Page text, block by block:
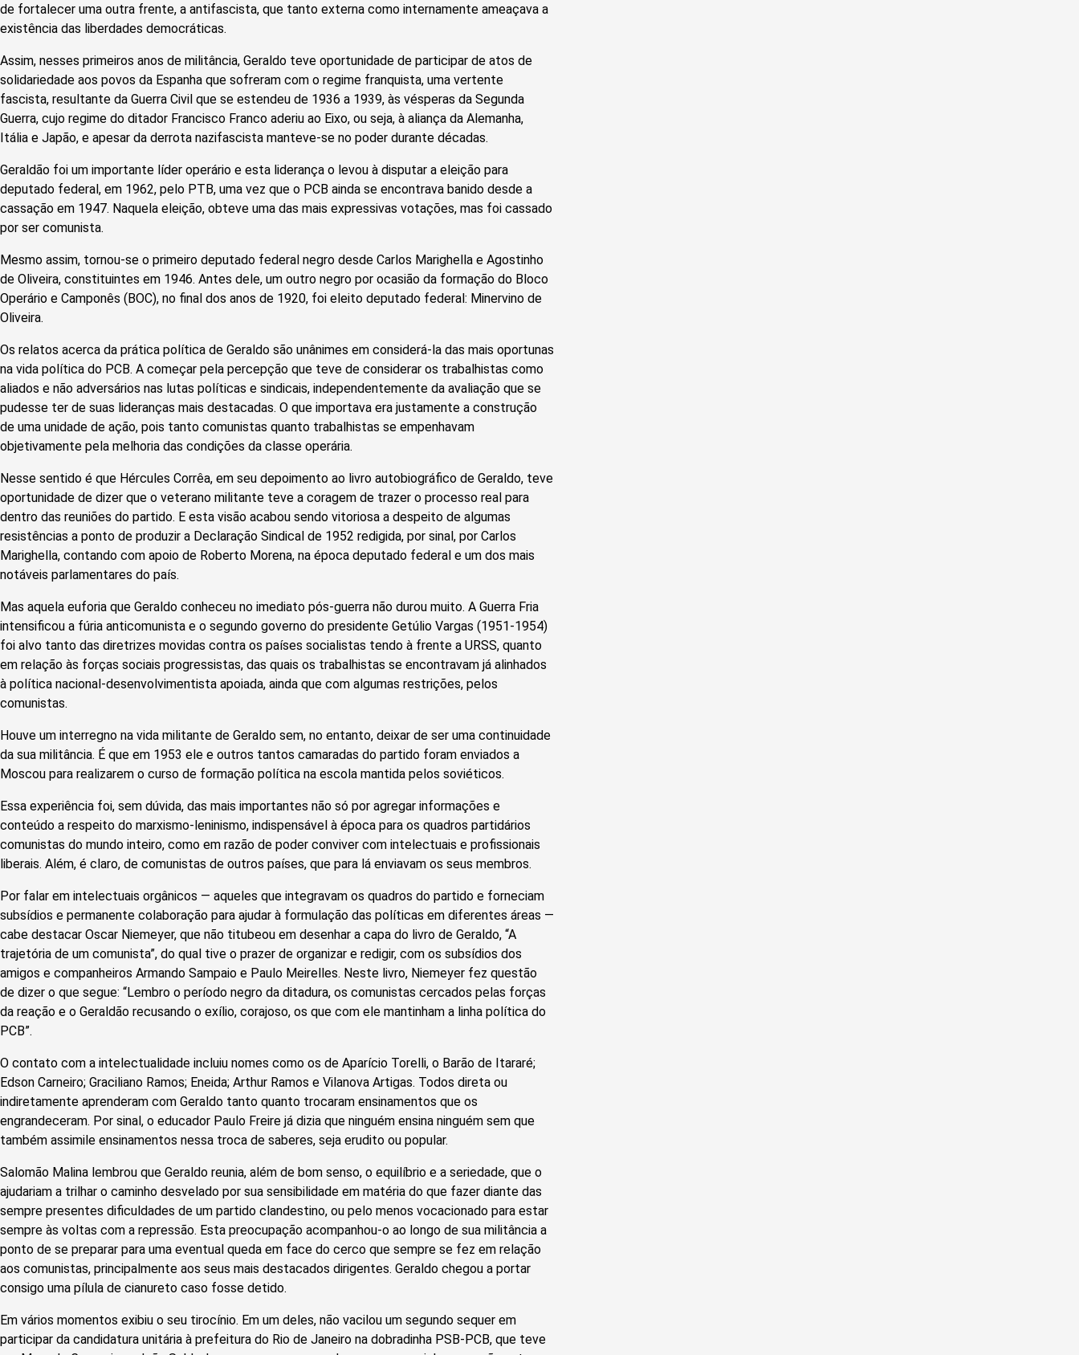
de fortalecer uma outra frente, a antifascista, que tanto externa como internamente ameaçava a
existência das liberdades democráticas.
Assim, nesses primeiros anos de militância, Geraldo teve oportunidade de participar de atos de
solidariedade aos povos da Espanha que sofreram com o regime franquista, uma vertente
fascista, resultante da Guerra Civil que se estendeu de 1936 a 1939, às vésperas da Segunda
Guerra, cujo regime do ditador Francisco Franco aderiu ao Eixo, ou seja, à aliança da Alemanha,
Itália e Japão, e apesar da derrota nazifascista manteve-se no poder durante décadas.
Geraldão foi um importante líder operário e esta liderança o levou à disputar a eleição para
deputado federal, em 1962, pelo PTB, uma vez que o PCB ainda se encontrava banido desde a
cassação em 1947. Naquela eleição, obteve uma das mais expressivas votações, mas foi cassado
por ser comunista.
Mesmo assim, tornou-se o primeiro deputado federal negro desde Carlos Marighella e Agostinho
de Oliveira, constituintes em 1946. Antes dele, um outro negro por ocasião da formação do Bloco
Operário e Camponês (BOC), no final dos anos de 1920, foi eleito deputado federal: Minervino de
Oliveira.
Os relatos acerca da prática política de Geraldo são unânimes em considerá-la das mais oportunas
na vida política do PCB. A começar pela percepção que teve de considerar os trabalhistas como
aliados e não adversários nas lutas políticas e sindicais, independentemente da avaliação que se
pudesse ter de suas lideranças mais destacadas. O que importava era justamente a construção
de uma unidade de ação, pois tanto comunistas quanto trabalhistas se empenhavam
objetivamente pela melhoria das condições da classe operária.
Nesse sentido é que Hércules Corrêa, em seu depoimento ao livro autobiográfico de Geraldo, teve
oportunidade de dizer que o veterano militante teve a coragem de trazer o processo real para
dentro das reuniões do partido. E esta visão acabou sendo vitoriosa a despeito de algumas
resistências a ponto de produzir a Declaração Sindical de 1952 redigida, por sinal, por Carlos
Marighella, contando com apoio de Roberto Morena, na época deputado federal e um dos mais
notáveis parlamentares do país.
Mas aquela euforia que Geraldo conheceu no imediato pós-guerra não durou muito. A Guerra Fria
intensificou a fúria anticomunista e o segundo governo do presidente Getúlio Vargas (1951-1954)
foi alvo tanto das diretrizes movidas contra os países socialistas tendo à frente a URSS, quanto
em relação às forças sociais progressistas, das quais os trabalhistas se encontravam já alinhados
à política nacional-desenvolvimentista apoiada, ainda que com algumas restrições, pelos
comunistas.
Houve um interregno na vida militante de Geraldo sem, no entanto, deixar de ser uma continuidade
da sua militância. É que em 1953 ele e outros tantos camaradas do partido foram enviados a
Moscou para realizarem o curso de formação política na escola mantida pelos soviéticos.
Essa experiência foi, sem dúvida, das mais importantes não só por agregar informações e
conteúdo a respeito do marxismo-leninismo, indispensável à época para os quadros partidários
comunistas do mundo inteiro, como em razão de poder conviver com intelectuais e profissionais
liberais. Além, é claro, de comunistas de outros países, que para lá enviavam os seus membros.
Por falar em intelectuais orgânicos — aqueles que integravam os quadros do partido e forneciam
subsídios e permanente colaboração para ajudar à formulação das políticas em diferentes áreas —
cabe destacar Oscar Niemeyer, que não titubeou em desenhar a capa do livro de Geraldo, “A
trajetória de um comunista”, do qual tive o prazer de organizar e redigir, com os subsídios dos
amigos e companheiros Armando Sampaio e Paulo Meirelles. Neste livro, Niemeyer fez questão
de dizer o que segue: “Lembro o período negro da ditadura, os comunistas cercados pelas forças
da reação e o Geraldão recusando o exílio, corajoso, os que com ele mantinham a linha política do
PCB”.
O contato com a intelectualidade incluiu nomes como os de Aparício Torelli, o Barão de Itararé;
Edson Carneiro; Graciliano Ramos; Eneida; Arthur Ramos e Vilanova Artigas. Todos direta ou
indiretamente aprenderam com Geraldo tanto quanto trocaram ensinamentos que os
engrandeceram. Por sinal, o educador Paulo Freire já dizia que ninguém ensina ninguém sem que
também assimile ensinamentos nessa troca de saberes, seja erudito ou popular.
Salomão Malina lembrou que Geraldo reunia, além de bom senso, o equilíbrio e a seriedade, que o
ajudariam a trilhar o caminho desvelado por sua sensibilidade em matéria do que fazer diante das
sempre presentes dificuldades de um partido clandestino, ou pelo menos vocacionado para estar
sempre às voltas com a repressão. Esta preocupação acompanhou-o ao longo de sua militância a
ponto de se preparar para uma eventual queda em face do cerco que sempre se fez em relação
aos comunistas, principalmente aos seus mais destacados dirigentes. Geraldo chegou a portar
consigo uma pílula de cianureto caso fosse detido.
Em vários momentos exibiu o seu tirocínio. Em um deles, não vacilou um segundo sequer em
participar da candidatura unitária à prefeitura do Rio de Janeiro na dobradinha PSB-PCB, que teve